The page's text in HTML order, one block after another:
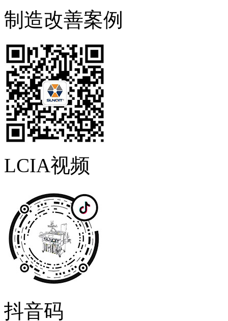
制造改善案例
LCIA视频
抖音码